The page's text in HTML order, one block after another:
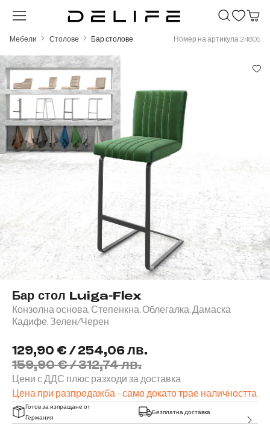
Преминете към основното съдържание
Мебели Столове Бар столове Номер на артикула 24805
Бар стол Luiga-Flex
Конзолна основа, Степенкна, Облегалка, Дамаска
Кадифе, Зелен/Черен
129,90 € / 254,06 лв.
159,90 € / 312,74 лв.
Цени с ДДС плюс разходи за доставка
Цена при разпродажба - само докато трае наличността
Готов за изпращане от
Германия
Безплатна доставка
Пропуснете галерия с изображения